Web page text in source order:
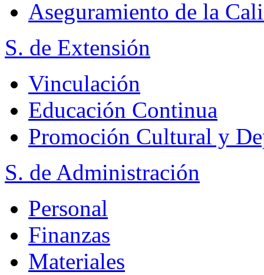
Aseguramiento de la
S. de Extensión
Vinculación
Educación Continua
Promoción Cultural y
S. de Administración
Personal
Finanzas
Materiales